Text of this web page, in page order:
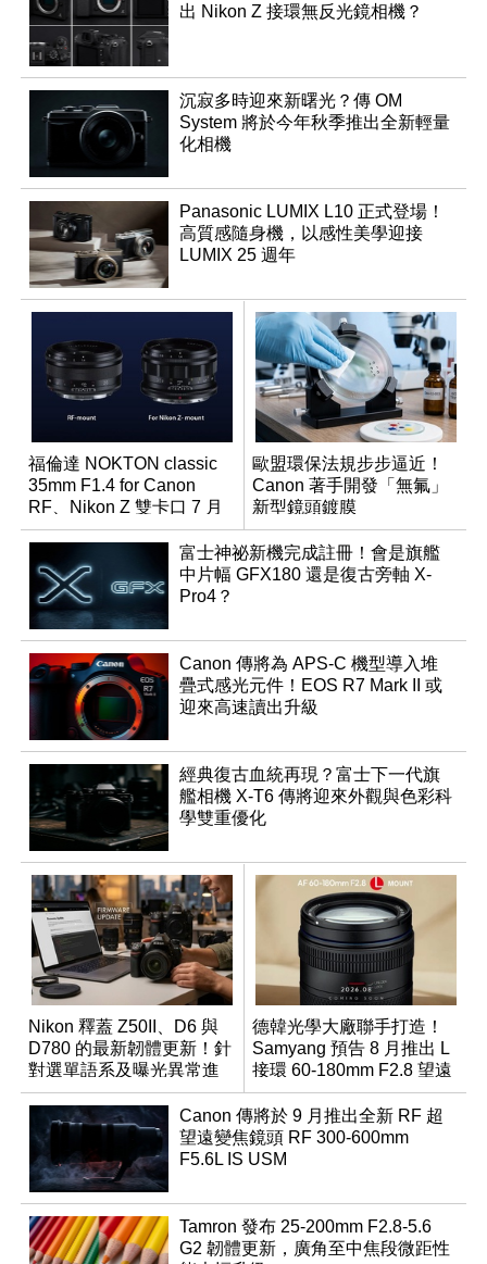
出 Nikon Z 接環無反光鏡相機？
沉寂多時迎來新曙光？傳 OM
System 將於今年秋季推出全新輕量
化相機
Panasonic LUMIX L10 正式登場！
高質感隨身機，以感性美學迎接
LUMIX 25 週年
福倫達 NOKTON classic
35mm F1.4 for Canon
RF、Nikon Z 雙卡口 7 月
同步登台
歐盟環保法規步步逼近！
Canon 著手開發「無氟」
新型鏡頭鍍膜
富士神祕新機完成註冊！會是旗艦
中片幅 GFX180 還是復古旁軸 X-
Pro4？
Canon 傳將為 APS-C 機型導入堆
疊式感光元件！EOS R7 Mark II 或
迎來高速讀出升級
經典復古血統再現？富士下一代旗
艦相機 X-T6 傳將迎來外觀與色彩科
學雙重優化
Nikon 釋蓋 Z50II、D6 與
D780 的最新韌體更新！針
對選單語系及曝光異常進
行修復
德韓光學大廠聯手打造！
Samyang 預告 8 月推出 L
接環 60-180mm F2.8 望遠
變焦鏡
Canon 傳將於 9 月推出全新 RF 超
望遠變焦鏡頭 RF 300-600mm
F5.6L IS USM
Tamron 發布 25-200mm F2.8-5.6
G2 韌體更新，廣角至中焦段微距性